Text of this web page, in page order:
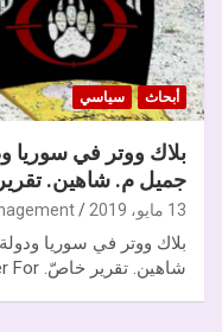
أبحاث سياسي
بلاك ووتر في سوريا
جميل م. شاهين.
13 مايو، 2019
بلاك ووتر في سوريا
شاهين. تقرير خاصّ. Firil Center For…